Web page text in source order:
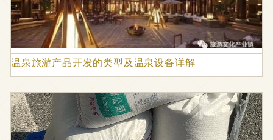
温泉旅游产品开发的类型及温泉设备详解